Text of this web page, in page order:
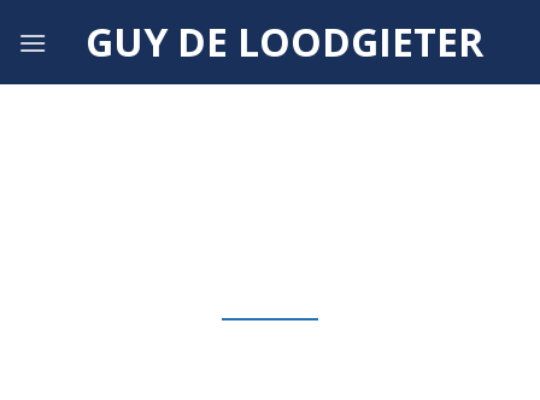
GUY DE LOODGIETER